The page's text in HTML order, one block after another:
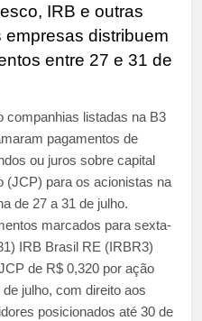
IRB e outras
empresas distribuem
entre 27 e 31 de
companhias listadas na B3
pagamentos de
ou juros sobre capital
(JCP) para os acionistas na
de 27 a 31 de julho.
marcados para sexta-
IRB Brasil RE (IRBR3)
de R$ 0,320 por ação
julho, com direito aos
posicionados até 30 de